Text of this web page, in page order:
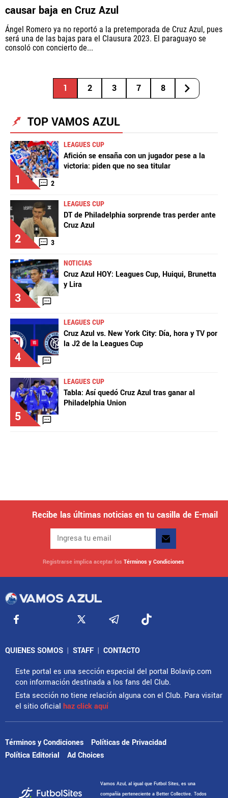
causar baja en Cruz Azul
Ángel Romero ya no reportó a la pretemporada de Cruz Azul, pues
será una de las bajas para el Clausura 2023. El paraguayo se
consoló con concierto de...
1 2 3 7 8
TOP VAMOS AZUL
1 2
LEAGUES CUP
Afición se ensaña con un jugador pese a la
victoria: piden que no sea titular
2 3
LEAGUES CUP
DT de Philadelphia sorprende tras perder ante
Cruz Azul
3
NOTICIAS
Cruz Azul HOY: Leagues Cup, Huiqui, Brunetta
y Lira
4
LEAGUES CUP
Cruz Azul vs. New York City: Día, hora y TV por
la J2 de la Leagues Cup
5
LEAGUES CUP
Tabla: Así quedó Cruz Azul tras ganar al
Philadelphia Union
Recibe las últimas noticias en tu casilla de E-mail
Registrarse implica aceptar los Términos y Condiciones
QUIENES SOMOS | STAFF | CONTACTO
Este portal es una sección especial del portal Bolavip.com
con información destinada a los fans del Club.
Esta sección no tiene relación alguna con el Club. Para visitar
el sitio oficial haz click aquí
Términos y Condiciones
Políticas de Privacidad
Política Editorial
Ad Choices
Vamos Azul, al igual que Futbol Sites, es una
compañía perteneciente a Better Collective. Todos